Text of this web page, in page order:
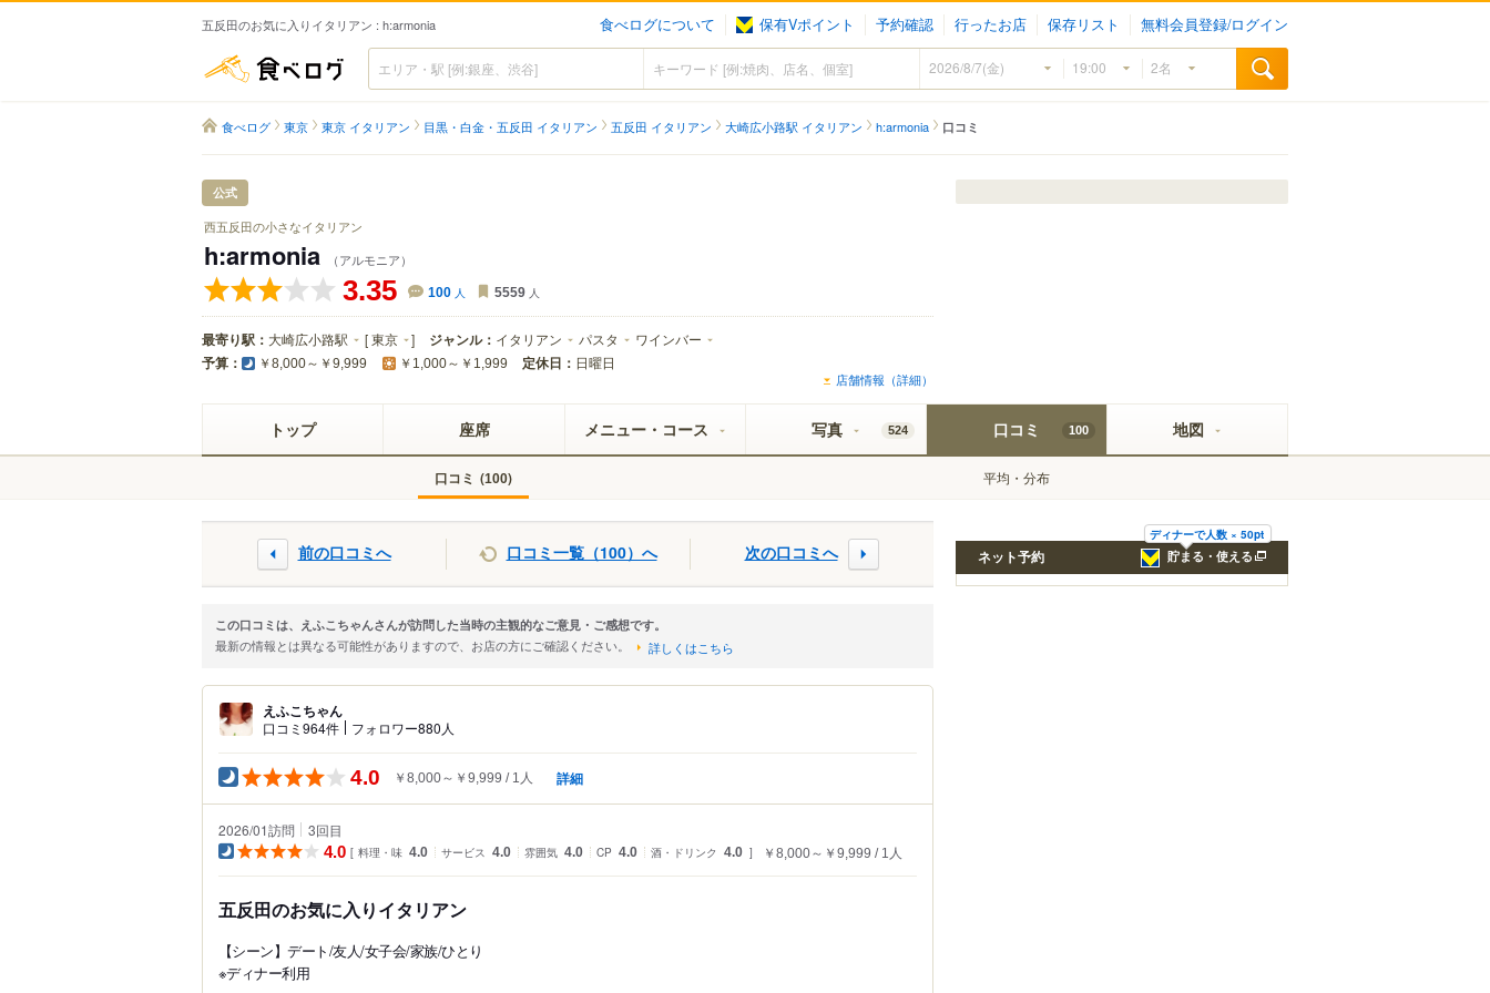
五反田のお気に入りイタリアン : h:armonia 食べログについて 保有Vポイント 予約確認 行ったお店 保存リスト 無料会員登録/ログイン
食べログ
食べログ 東京 東京 イタリアン 目黒・白金・五反田 イタリアン 五反田 イタリアン 大崎広小路駅 イタリアン h:armonia 口コミ
公式
西五反田の小さなイタリアン
h:armonia （アルモニア）
3.35 100 人 5559 人
最寄り駅： 大崎広小路駅 [東京 ] ジャンル： イタリアン パスタ ワインバー
予算： ￥8,000～￥9,999 ￥1,000～￥1,999 定休日： 日曜日
店舗情報（詳細）
トップ 座席 メニュー・コース 写真 524 口コミ 100
口コミ (100) 平均・分布
地図
前の口コミへ 口コミ一覧（100）へ 次の口コミへ
この口コミは、えふこちゃんさんが訪問した当時の主観的なご意見・ご感想です。
最新の情報とは異なる可能性がありますので、お店の方にご確認ください。 詳しくはこちら
えふこちゃん
口コミ964件 フォロワー880人
4.0 ￥8,000～￥9,999 1人 詳細
2026/01訪問 3回目
4.0
料理・味 4.0 サービス 4.0 雰囲気 4.0 CP 4.0 酒・ドリンク 4.0 ￥8,000～￥9,999 1人
五反田のお気に入りイタリアン
【シーン】デート/友人/女子会/家族/ひとり
※ディナー利用
ディナーで人数 × 50pt
貯まる・使える
ネット予約